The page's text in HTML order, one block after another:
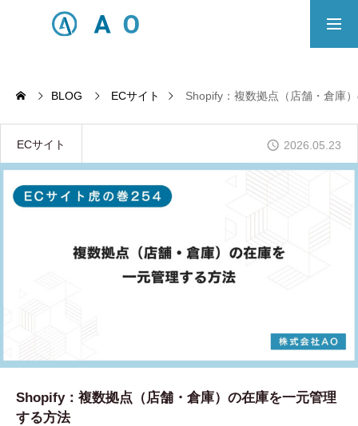
ECサイト制作対応エリア
Principle
あっ！と おどろく、みらいをつくる。
SERVICE
制作実績
BLOG ECサイト Shopify：複数拠点（店舗・倉庫
ECサイト 2026.05.23
Shopify：複数拠点（店舗・倉庫）の在庫を一元管理
する方法